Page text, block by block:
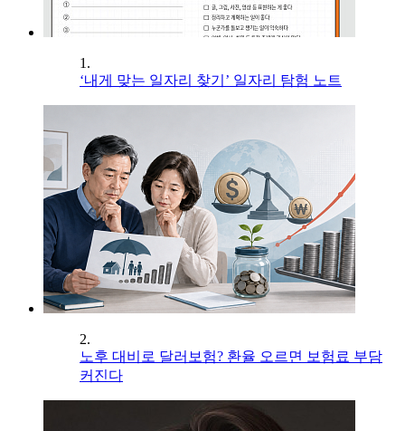
1.
‘내게 맞는 일자리 찾기’ 일자리 탐험 노트
2.
노후 대비로 달러보험? 환율 오르면 보험료 부담
커진다